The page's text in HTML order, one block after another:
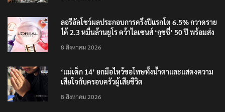
8 สิงหาคม 2026
ลอรีอัลโชว์ผลประกอบการครึ่งปีแรกโต 6.5% กวาดราย
8 สิงหาคม 2026
‘แม่เด็ก 14’ ยกมือไหว้ขอโทษทั้งน้ำตาและแสดงความ